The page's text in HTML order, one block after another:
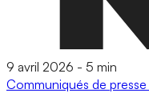
9 avril 2026 - 5 min
Communiqués de presse